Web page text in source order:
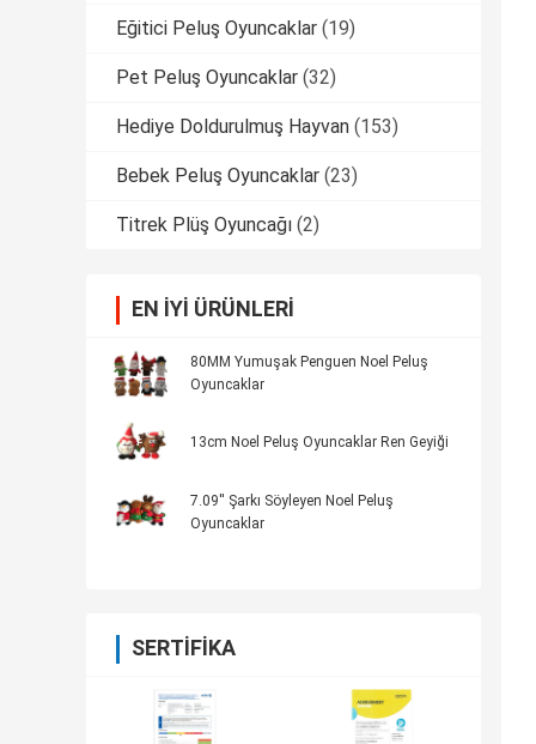
Eğitici Peluş Oyuncaklar (19)
Pet Peluş Oyuncaklar (32)
Hediye Doldurulmuş Hayvan (153)
Bebek Peluş Oyuncaklar (23)
Titrek Plüş Oyuncağı (2)
EN IYI ÜRÜNLERI
80MM Yumuşak Penguen Noel Peluş
Oyuncaklar
13cm Noel Peluş Oyuncaklar Ren Geyiği
7.09'' Şarkı Söyleyen Noel Peluş
Oyuncaklar
SERTIFIKA